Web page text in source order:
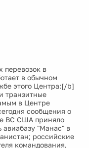
перевозок в
в обычном
этого Центра:[/b]
транзитные
в Центре
сообщения о
ВС США приняло
авиабазу "Манас" в
российские
командования,